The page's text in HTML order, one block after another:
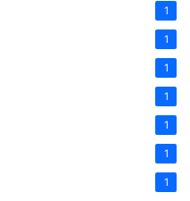
1
1
1
1
1
1
1